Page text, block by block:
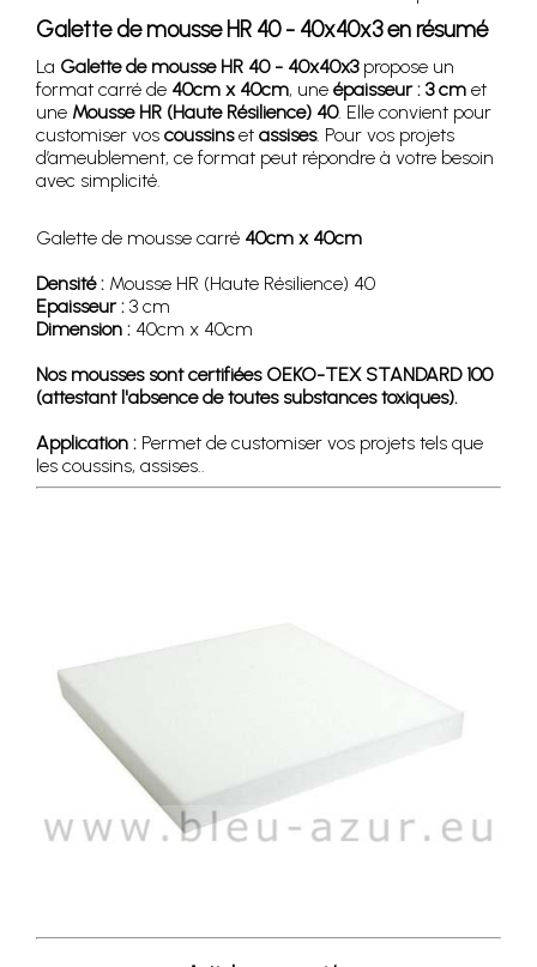
Galette de mousse HR 40 - 40x40x3 en résumé
La Galette de mousse HR 40 - 40x40x3propose un
format carré de 40cm x 40cm, une épaisseur : 3 cm et
une Mousse HR (Haute Résilience) 40. Elle convient pour
customiser vos coussinset assises. Pour vos projets
d’ameublement, ce format peut répondre à votre besoin
avec simplicité.
Galette de mousse carré 40cm x 40cm
Densité : Mousse HR (Haute Résilience) 40
Epaisseur : 3 cm
Dimension : 40cm x 40cm
Nos mousses sont certifiées OEKO-TEX STANDARD 100
(attestant l'absence de toutes substances toxiques).
Application : Permet de customiser vos projets tels que
les coussins, assises..